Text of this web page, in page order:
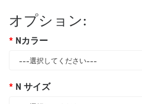
オプション:
Nカラー
N サイズ